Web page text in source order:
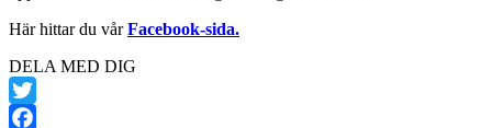
Här hittar du vårFacebook-sida.
DELA MED DIG
Twitter